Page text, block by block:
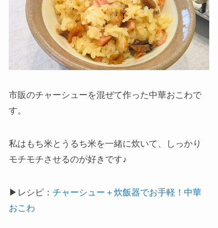
市販のチャーシューを混ぜて作った中華おこわで
す。
私はもち米とうるち米を一緒に炊いて、しっかり
モチモチさせるのが好きです♪
▶レシピ： チャーシュー＋炊飯器でお手軽！中華
おこわ